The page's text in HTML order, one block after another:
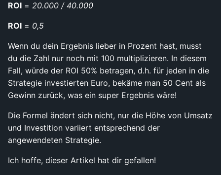
ROI = 20.000 / 40.000
ROI = 0,5
Wenn du dein Ergebnis lieber in Prozent hast, musst
du die Zahl nur noch mit 100 multiplizieren. In diesem
Fall, würde der ROI 50% betragen, d.h. für jeden in die
Strategie investierten Euro, bekäme man 50 Cent als
Gewinn zurück, was ein super Ergebnis wäre!
Die Formel ändert sich nicht, nur die Höhe von Umsatz
und Investition variiert entsprechend der
angewendeten Strategie.
Ich hoffe, dieser Artikel hat dir gefallen!